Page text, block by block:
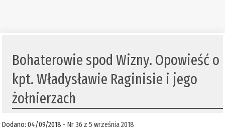
Bohaterowie spod Wizny. Opowieść o
kpt. Władysławie Raginisie i jego
żołnierzach
Dodano: 04/09/2018 -Nr 36 z 5 września 2018